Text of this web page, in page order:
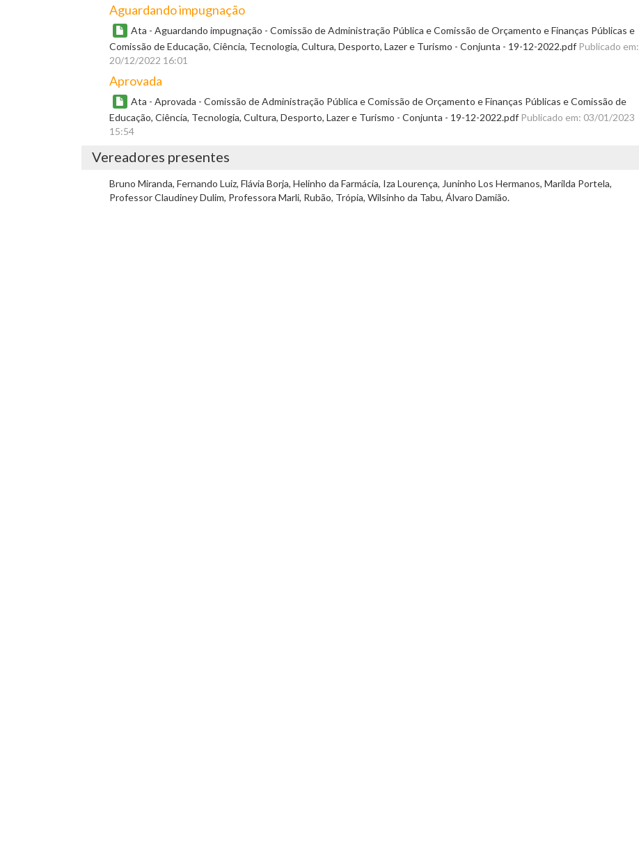
Aguardando impugnação
Ata - Aguardando impugnação - Comissão de Administração Pública e Comissão de Orçamento e Finanças Públicas e
Comissão de Educação, Ciência, Tecnologia, Cultura, Desporto, Lazer e Turismo - Conjunta - 19-12-2022.pdf Publicado em:
20/12/2022 16:01
Aprovada
Ata - Aprovada - Comissão de Administração Pública e Comissão de Orçamento e Finanças Públicas e Comissão de
Educação, Ciência, Tecnologia, Cultura, Desporto, Lazer e Turismo - Conjunta - 19-12-2022.pdf Publicado em: 03/01/2023
15:54
Vereadores presentes
Bruno Miranda, Fernando Luiz, Flávia Borja, Helinho da Farmácia, Iza Lourença, Juninho Los Hermanos, Marilda Portela,
Professor Claudiney Dulim, Professora Marli, Rubão, Trópia, Wilsinho da Tabu, Álvaro Damião.